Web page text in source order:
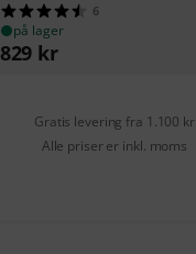
6
på lager
829 kr
Gratis levering fra 1.100 kr
Alle priser er inkl. moms